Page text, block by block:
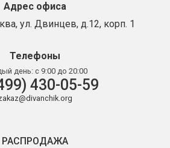
Адрес офиса
ул. Двинцев, д.12, корп. 1
Телефоны
день: с 9:00 до 20:00
430-05-59
РАСПРОДАЖА